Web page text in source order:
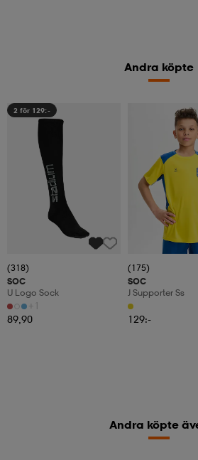
Andra köpte
2 för 129:-
(318)
SOC
U Logo Sock
+1
89,90
(175)
SOC
J Supporter Ss
129:-
Andra köpte